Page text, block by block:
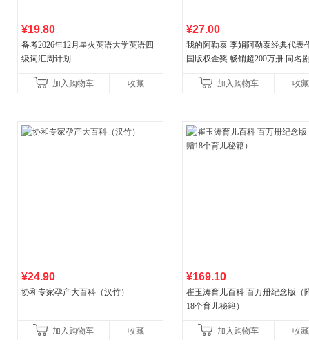
¥19.80
备考2026年12月星火英语大学英语四
级词汇周计划
加入购物车 收藏
¥27.00
我的阿勒泰 李娟阿勒泰经典代表
国版权金奖 畅销超200万册 同名
加入购物车
收藏
¥24.90
协和专家孕产大百科（汉竹）
加入购物车 收藏
¥169.10
崔玉涛育儿百科 百万册纪念版（
18个育儿秘籍）
加入购物车 收藏